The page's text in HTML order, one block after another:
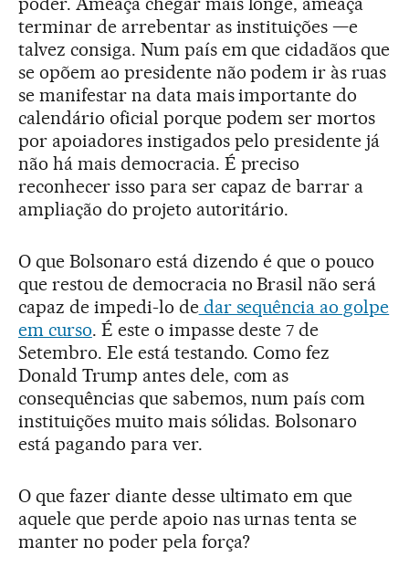
terminar de arrebentar as instituições —e
talvez consiga. Num país em que cidadãos que
se opõem ao presidente não podem ir às ruas
se manifestar na data mais importante do
calendário oficial porque podem ser mortos
por apoiadores instigados pelo presidente já
não há mais democracia. É preciso
reconhecer isso para ser capaz de barrar a
ampliação do projeto autoritário.
O que Bolsonaro está dizendo é que o pouco
que restou de democracia no Brasil não será
capaz de impedi-lo dedar sequência ao golpe
em curso. É este o impasse deste 7 de
Setembro. Ele está testando. Como fez
Donald Trump antes dele, com as
consequências que sabemos, num país com
instituições muito mais sólidas. Bolsonaro
está pagando para ver.
O que fazer diante desse ultimato em que
aquele que perde apoio nas urnas tenta se
manter no poder pela força?